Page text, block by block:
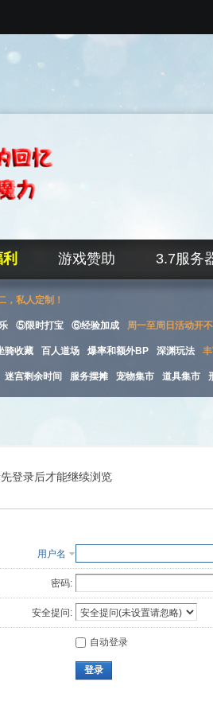
游戏赞助 3.7服务
，私人定制！
⑤限时打宝 ⑥经验加成 周一至周日活动开
骑收藏 百人道场 爆率和额外BP 深渊玩法
迷宫剩余时间 服务摆摊 宠物集市 道具集市
登录后才能继续浏览
用户名
密码:
安全提问:
自动登录
登录